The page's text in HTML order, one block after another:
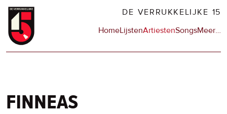
Overslaan
naar
DE VERRUKKELIJKE 15
Hoofdnavigatie
HomeLijstenArtiestenSongsMeerop
…
finneas